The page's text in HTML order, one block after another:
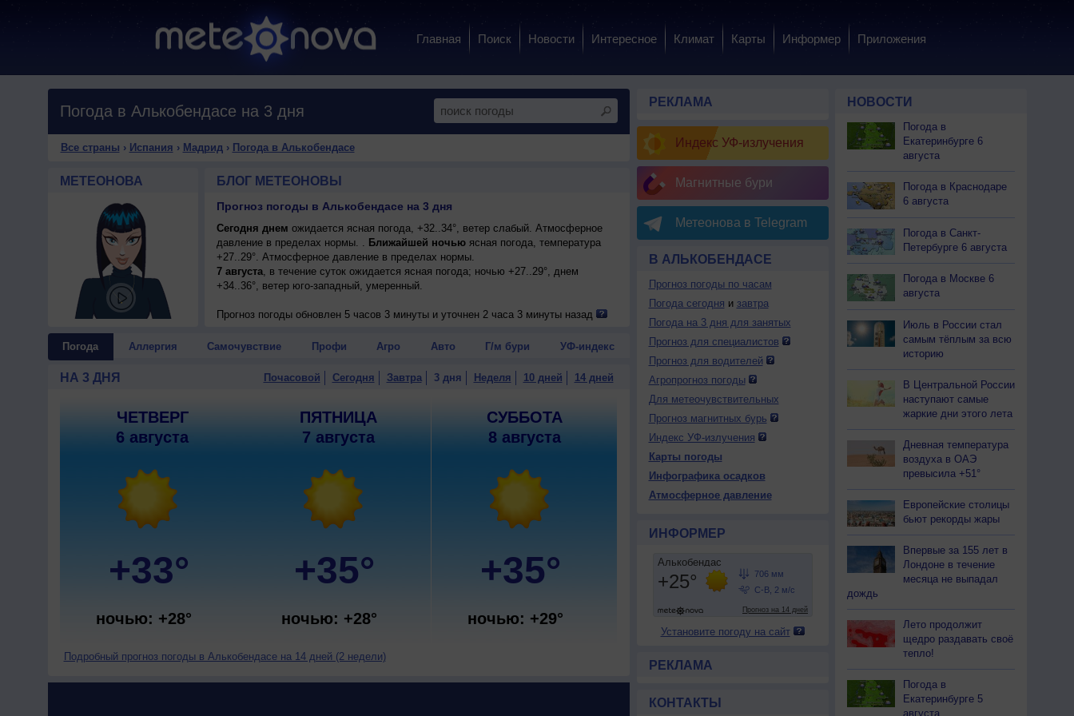
Главная Поиск Новости Интересное Климат Карты Информер Приложения
Погода в Алькобендасе на 3 дня
Все страны › Испания › Мадрид› Погода в Алькобендасе
МЕТЕОНОВА БЛОГ МЕТЕОНОВЫ
Прогноз погоды в Алькобендасе на 3 дня
Сегодня днем ожидается ясная погода, +32..34°, ветер слабый. Атмосферное
давление в пределах нормы. . Ближайшей ночьюясная погода, температура
+27..29°. Атмосферное давление в пределах нормы.
7 августа, в течение суток ожидается ясная погода; ночью +27..29°, днем
+34..36°, ветер юго-западный, умеренный.
Прогноз погоды обновлен 5 часов 3 минуты и уточнен 2 часа 3 минуты назад
Погода Аллергия Самочувствие Профи Агро Авто Г/м бури УФ-индекс
НА 3 ДНЯ Почасовой Сегодня Завтра 3 дня Неделя 10 дней 14 дней
ЧЕТВЕРГ
6 августа
+33°
ночью: +28°
ПЯТНИЦА
7 августа
+35°
ночью: +28°
СУББОТА
8 августа
+35°
ночью: +29°
Подробный прогноз погоды в Алькобендасе на 14 дней (2 недели)
РЕКЛАМА
Индекс УФ-излучения
Магнитные бури
Метеонова в Telegram
В АЛЬКОБЕНДАСЕ
Прогноз погоды по часам
Погода сегодня и завтра
Погода на 3 дня для занятых
Прогноз для специалистов
Прогноз для водителей
Агропрогноз погоды
Для метеочувствительных
Прогноз магнитных бурь
Индекс УФ-излучения
Карты погоды
Инфографика осадков
Атмосферное давление
ИНФОРМЕР
Установите погоду на сайт
РЕКЛАМА
КОНТАКТЫ
НОВОСТИ
Погода в
Екатеринбурге 6
августа
Погода в Краснодаре
6 августа
Погода в Санкт-
Петербурге 6 августа
Погода в Москве 6
августа
Июль в России стал
самым тёплым за всю
историю
В Центральной России
наступают самые
жаркие дни этого лета
Дневная температура
воздуха в ОАЭ
превысила +51°
Европейские столицы
бьют рекорды жары
Впервые за 155 лет в
Лондоне в течение
месяца не выпадал
дождь
Лето продолжит
щедро раздавать своё
тепло!
Погода в
Екатеринбурге 5
августа